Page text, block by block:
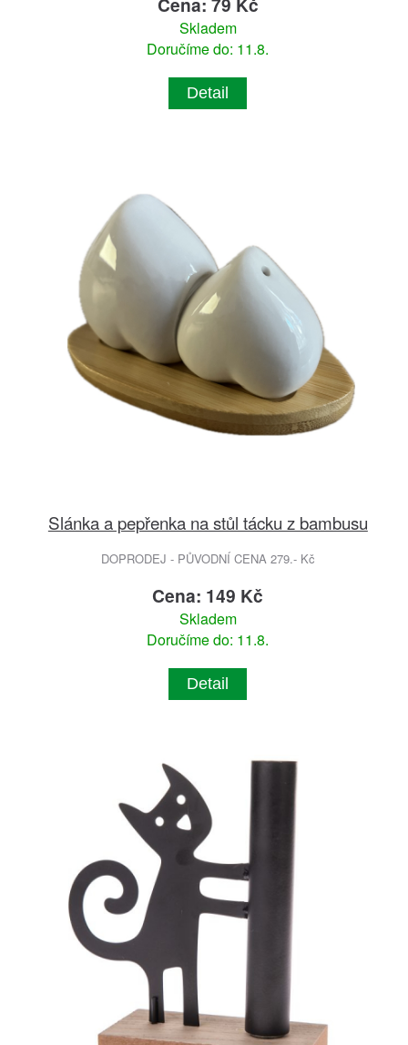
Skladem
Doručíme do: 11.8.
Detail
Slánka a pepřenka na stůl tácku z bambusu
DOPRODEJ - PŮVODNÍ CENA 279.- Kč
Cena: 149 Kč
Skladem
Doručíme do: 11.8.
Detail